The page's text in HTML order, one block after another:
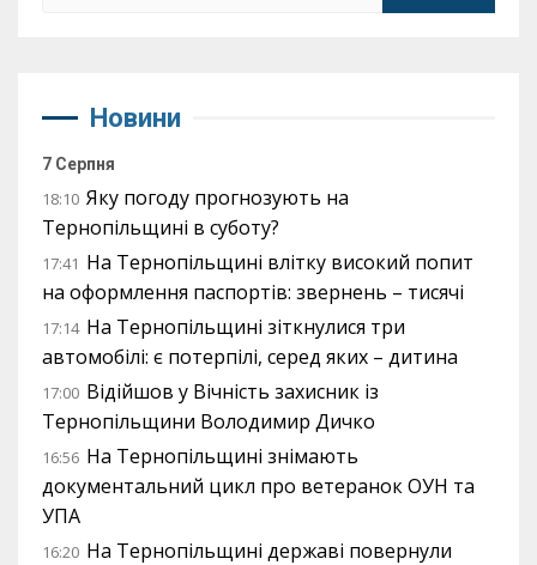
Новини
7 Серпня
18:10 Яку погоду прогнозують на
Тернопільщині в суботу?
17:41 На Тернопільщині влітку високий попит
на оформлення паспортів: звернень – тисячі
17:14 На Тернопільщині зіткнулися три
автомобілі: є потерпілі, серед яких – дитина
17:00 Відійшов у Вічність захисник із
Тернопільщини Володимир Дичко
16:56 На Тернопільщині знімають
документальний цикл про ветеранок ОУН та
УПА
16:20 На Тернопільщині державі повернули